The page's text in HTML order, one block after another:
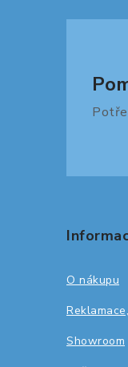
O nákupu
Showroom